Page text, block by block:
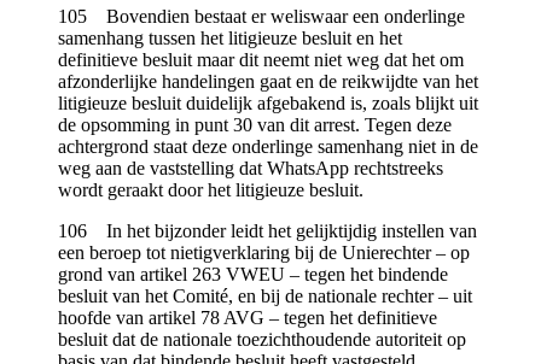
105 Bovendien bestaat er weliswaar een onderlinge
samenhang tussen het litigieuze besluit en het
definitieve besluit maar dit neemt niet weg dat het om
afzonderlijke handelingen gaat en de reikwijdte van het
litigieuze besluit duidelijk afgebakend is, zoals blijkt uit
de opsomming in punt 30 van dit arrest. Tegen deze
achtergrond staat deze onderlinge samenhang niet in de
weg aan de vaststelling dat WhatsApp rechtstreeks
wordt geraakt door het litigieuze besluit.
106 In het bijzonder leidt het gelijktijdig instellen van
een beroep tot nietigverklaring bij de Unierechter – op
grond van artikel 263 VWEU – tegen het bindende
besluit van het Comité, en bij de nationale rechter – uit
hoofde van artikel 78 AVG – tegen het definitieve
besluit dat de nationale toezichthoudende autoriteit op